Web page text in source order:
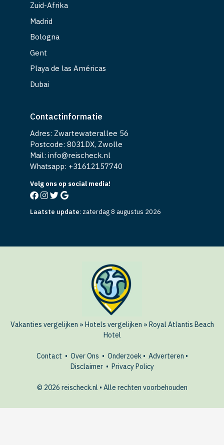
Zuid-Afrika
Madrid
Bologna
Gent
Playa de las Américas
Dubai
Contactinformatie
Adres: Zwartewaterallee 56
Postcode: 8031DX, Zwolle
Mail: info@reischeck.nl
Whatsapp: +31612157740
Volg ons op social media!
Laatste update: zaterdag 8 augustus 2026
Vakanties vergelijken » Hotels vergelijken » Royal Atlantis Beach
Hotel
Contact • Over Ons • Onderzoek• Adverteren •
Disclaimer• Privacy Policy
© 2026 reischeck.nl • Alle rechten voorbehouden